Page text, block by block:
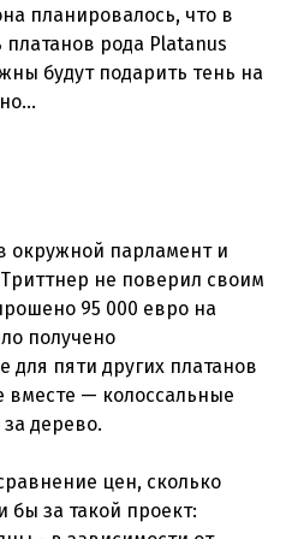
планировалось, что в
рода Platanus
будут подарить тень на
окружной парламент и
не поверил своим
95 000 евро на
получено
пяти других платанов
вместе — колоссальные
дерево.
цен, сколько
за такой проект: